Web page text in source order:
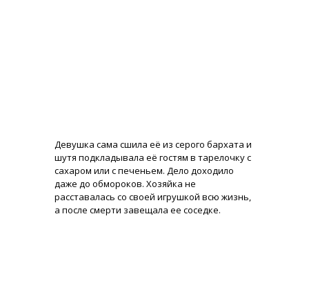
Девушка сама сшила её из серого бархата и
шутя подкладывала её гостям в тарелочку с
сахаром или с печеньем. Дело доходило
даже до обмороков. Хозяйка не
расставалась со своей игрушкой всю жизнь,
а после смерти завещала ее соседке.